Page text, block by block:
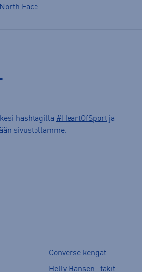
North Face
hashtagilla #HeartOfSport ja
sivustollamme.
Converse kengät
Helly Hansen -takit